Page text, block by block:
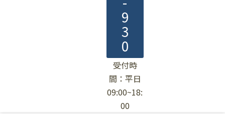
9
3
0
受付時
間：平日
09:00~18:
00